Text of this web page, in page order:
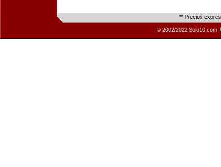
** Precios
© 2002/2022 Solo10.com